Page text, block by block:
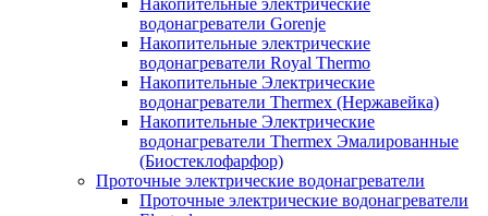
водонагреватели Gorenje
Накопительные электрические
водонагреватели Royal Thermo
Накопительные Электрические
водонагреватели Thermex (Нержавейка)
Накопительные Электрические
водонагреватели Thermex Эмалированные
(Биостеклофарфор)
Проточные электрические водонагреватели
Проточные электрические водонагреватели